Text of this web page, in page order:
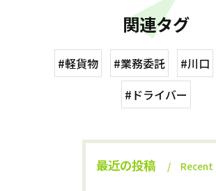
関連タグ
#軽貨物 #業務委託 #川口
#ドライバー
最近の投稿